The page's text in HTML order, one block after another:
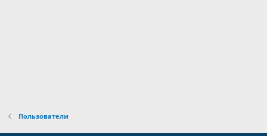
Пользователи